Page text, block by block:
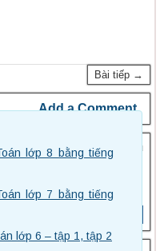
lớp 8 bằng tiếng
lớp 7 bằng tiếng
lớp 6 – tập 1, tập 2
Bài tiếp →
Add a Comment
21/03/2020 at 5:59 chiều